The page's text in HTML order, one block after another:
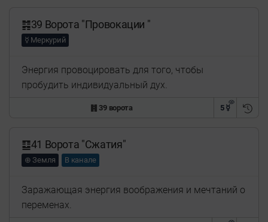
䷦39 Ворота "Провокации "
☿ Меркурий
Энергия провоцировать для того, чтобы
пробудить индивидуальный дух.
䷦ 39 ворота 5 ☿
䷨41 Ворота "Сжатия"
⊕ Земля В канале
Заражающая энергия воображения и мечтаний о
переменах.